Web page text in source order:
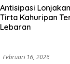
Antisipasi
Tirta Kahuripan
Lebaran
Februari 16, 2026